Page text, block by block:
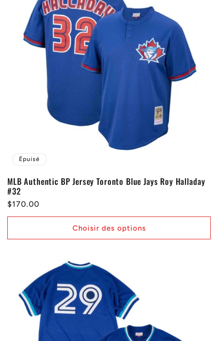
Épuisé
MLB Authentic BP Jersey Toronto Blue Jays Roy Halladay
#32
Prix
habituel
$170.00
Choisir des options